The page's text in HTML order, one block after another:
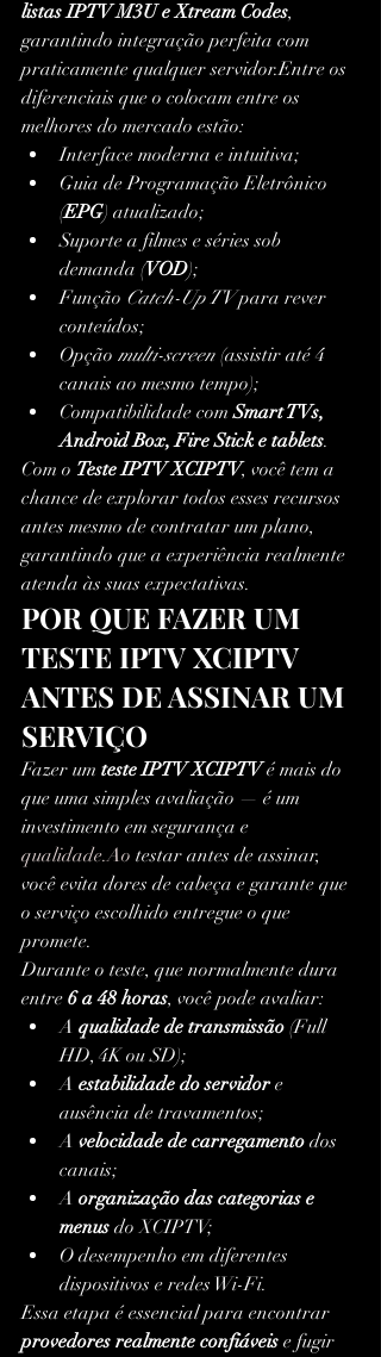
listas IPTV M3U e Xtream Codes,
garantindo integração perfeita com
praticamente qualquer servidor.Entre os
diferenciais que o colocam entre os
melhores do mercado estão:
Interface moderna e intuitiva;
Guia de Programação Eletrônico
(EPG) atualizado;
Suporte a filmes e séries sob
demanda (VOD);
Função Catch-Up TV para rever
conteúdos;
Opção multi-screen (assistir até 4
canais ao mesmo tempo);
Compatibilidade com Smart TVs,
Android Box, Fire Stick e tablets.
Com o Teste IPTV XCIPTV, você tem a
chance de explorar todos esses recursos
antes mesmo de contratar um plano,
garantindo que a experiência realmente
atenda às suas expectativas.
POR QUE FAZER UM
TESTE IPTV XCIPTV
ANTES DE ASSINAR UM
SERVIÇO
Fazer um teste IPTV XCIPTV é mais do
que uma simples avaliação — é um
investimento em segurança e
qualidade.Ao testar antes de assinar,
você evita dores de cabeça e garante que
o serviço escolhido entregue o que
promete.
Durante o teste, que normalmente dura
entre 6 a 48 horas, você pode avaliar:
A qualidade de transmissão (Full
HD, 4K ou SD);
A estabilidade do servidor e
ausência de travamentos;
A velocidade de carregamento dos
canais;
A organização das categorias e
menus do XCIPTV;
O desempenho em diferentes
dispositivos e redes Wi-Fi.
Essa etapa é essencial para encontrar
provedores realmente confiáveis e fugir